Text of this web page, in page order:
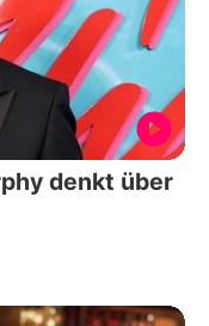
denkt über